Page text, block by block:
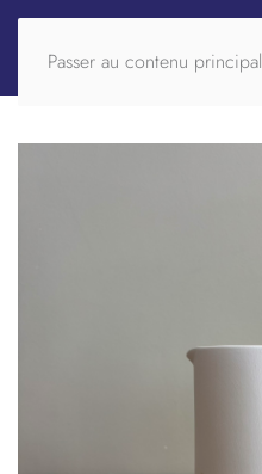
Passer au contenu principal